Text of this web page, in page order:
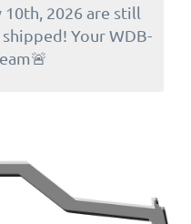
2026 are still
Your WDB-